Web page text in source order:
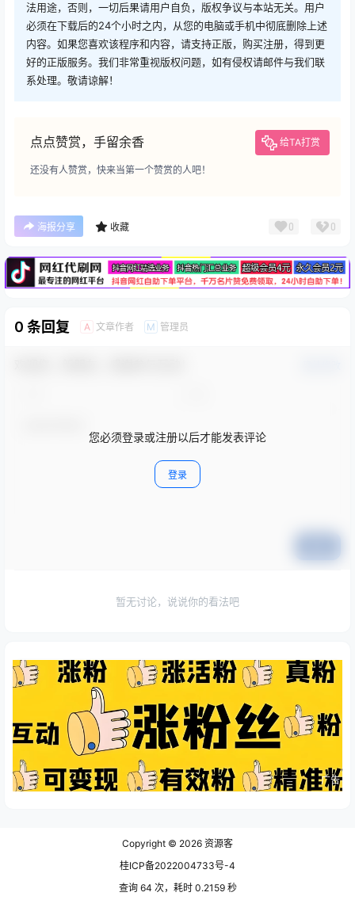
法用途，否则，一切后果请用户自负，版权争议与本站无关。用户
必须在下载后的24个小时之内，从您的电脑或手机中彻底删除上述
内容。如果您喜欢该程序和内容，请支持正版，购买注册，得到更
好的正版服务。我们非常重视版权问题，如有侵权请邮件与我们联
系处理。敬请谅解！
点点赞赏，手留余香 给TA打赏
还没有人赞赏，快来当第一个赞赏的人吧！
海报分享 收藏 0 0
广告
0 条回复 A 文章作者 M 管理员
您必须登录或注册以后才能发表评论
登录
暂无讨论，说说你的看法吧
广告
Copyright © 2026 资源客
桂ICP备2022004733号-4
查询 64 次，耗时 0.2159 秒